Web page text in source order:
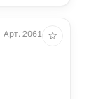
Арт. 20614.40
☆